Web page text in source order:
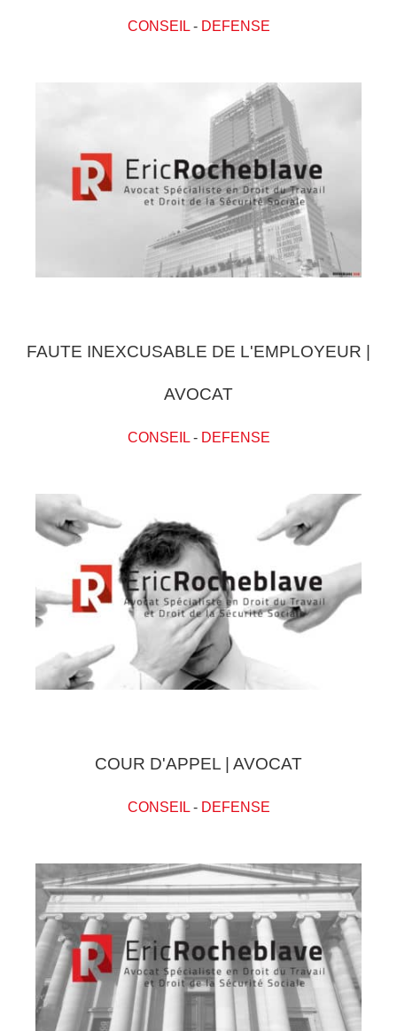
CONSEIL- DEFENSE
FAUTE INEXCUSABLE DE L'EMPLOYEUR |
AVOCAT
CONSEIL- DEFENSE
COUR D'APPEL | AVOCAT
CONSEIL- DEFENSE